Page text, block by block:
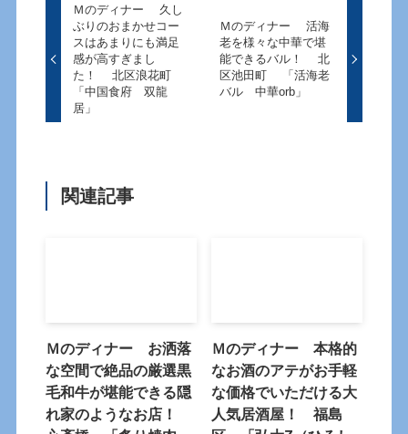
Ｍのディナー 久し
ぶりのおまかせコー
スはあまりにも満足
感が高すぎまし
た！ 北区浪花町
「中国食府 双龍
居」
Ｍのディナー 活海
老を様々な中華で堪
能できるバル！ 北
区池田町 「活海老
バル 中華orb」
関連記事
Ｍのディナー お洒落
な空間で絶品の厳選黒
毛和牛が堪能できる隠
れ家のようなお店！
Ｍのディナー 本格的
なお酒のアテがお手軽
な価格でいただける大
人気居酒屋！ 福島